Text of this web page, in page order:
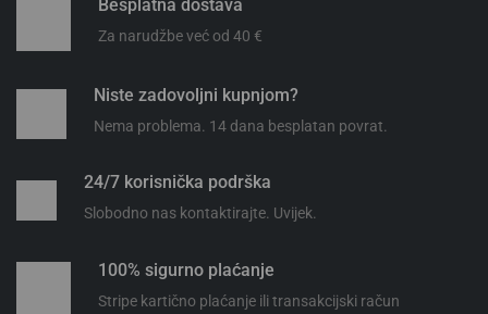
GU10 827 36D DIM
Philips,Signify
3,25€
GU10 830 36D DIM
Philips,Signify
Dodaj u košaricu